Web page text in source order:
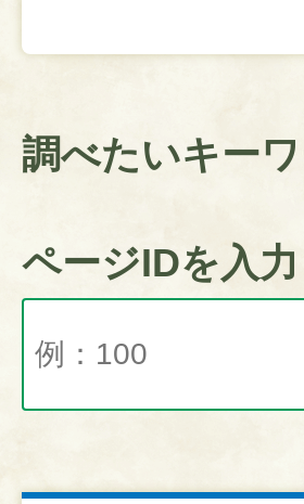
調べたいキー
ページIDを入力